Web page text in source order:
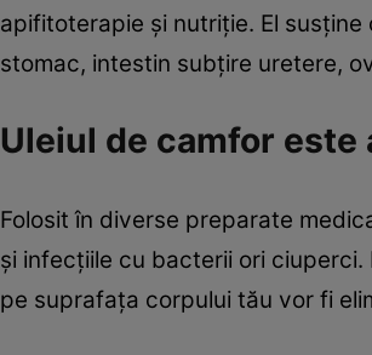
apifitoterapie şi nutriţie. El
stomac, intestin subţire uretere,
Uleiul de camfor
Folosit în diverse preparate
şi infecţiile cu bacterii ori
pe suprafaţa corpului tău vor fi